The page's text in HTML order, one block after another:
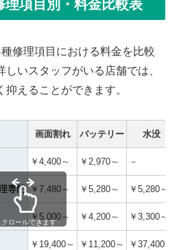
理項目別・料金比較表
修理項目における料金を比較
しいスタッフがいる店舗では、
えることができます。
画面割れ バッテリー 水没
￥4,400～ ￥2,970～ －
専門 ￥7,480～ ￥5,280～ ￥5,280～
￥5,000～ ￥4,200～ ￥3,300～
￥19,400～ ￥11,200～ ￥37,400～
クロールできます